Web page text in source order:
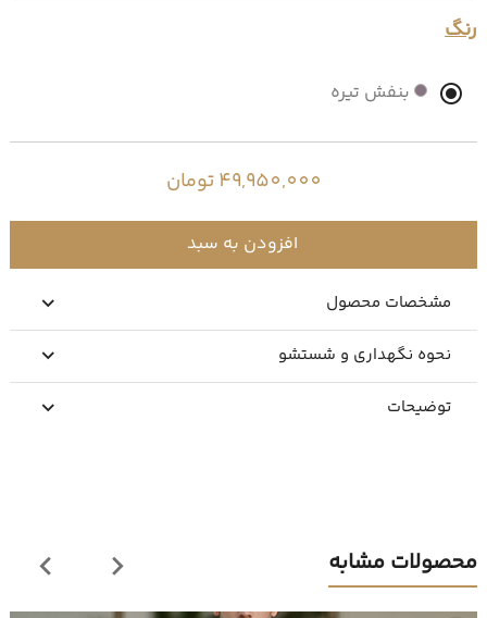
رنگ
بنفش تیره
49,950,000 تومان
افزودن به سبد
مشخصات محصول
نحوه نگهداری و شستشو
توضیحات
محصولات مشابه